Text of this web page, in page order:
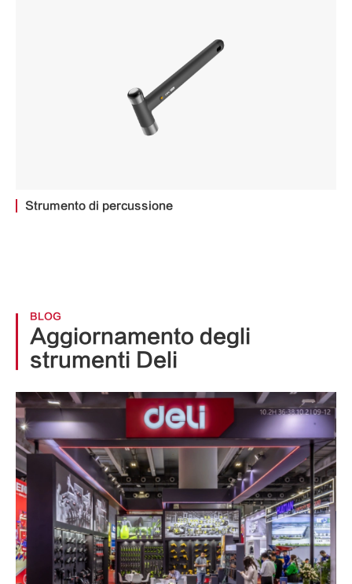
Strumento di percussione
BLOG
Aggiornamento degli
strumenti Deli